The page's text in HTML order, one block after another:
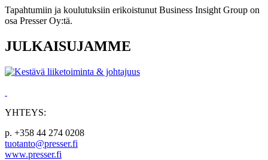
Tapahtumiin ja koulutuksiin erikoistunut Business Insight Group on
osa Presser Oy:tä.
JULKAISUJAMME
YHTEYS:
p. +358 44 274 0208
tuotanto@presser.fi
www.presser.fi